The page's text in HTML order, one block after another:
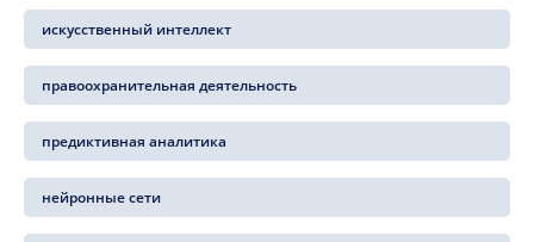
искусственный интеллект
правоохранительная деятельность
предиктивная аналитика
нейронные сети